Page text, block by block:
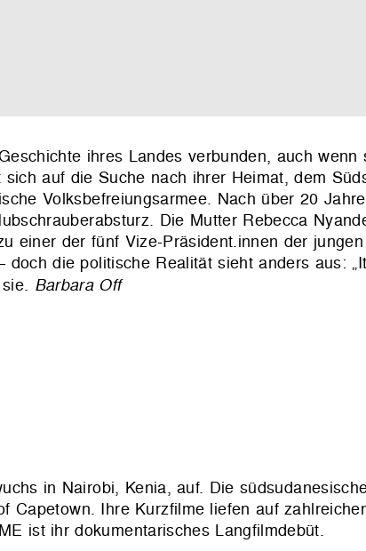
ihres Landes verbunden, auch
auf die Suche nach ihrer Heimat, dem
Volksbefreiungsarmee. Nach über 20
Die Mutter Rebecca
einer der fünf Vize-Präsident.innen der
die politische Realität sieht anders aus:
Barbara Off
in Nairobi, Kenia, auf. Die
Capetown. Ihre Kurzfilme liefen auf
ist ihr dokumentarisches Langfilmdebüt.